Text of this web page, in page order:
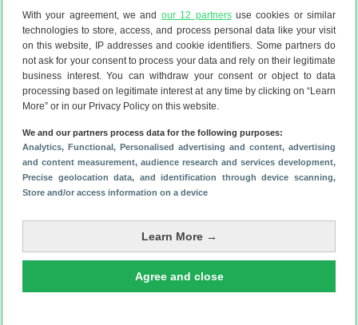
With your agreement, we and our 12 partnersuse cookies or similar
technologies to store, access, and process personal data like your visit
on this website, IP addresses and cookie identifiers. Some partners do
not ask for your consent to process your data and rely on their legitimate
business interest. You can withdraw your consent or object to data
processing based on legitimate interest at any time by clicking on “Learn
More” or in our Privacy Policy on this website.
We and our partners process data for the following purposes:
Analytics, Functional, Personalised advertising and content, advertising
and content measurement, audience research and services development,
Precise geolocation data, and identification through device scanning,
Store and/or access information on a device
Learn More →
Agree and close
1 november 2024
Fabrikanten, Software
Krijgt jouw telefoon een Android-
update? Check het in ons overzicht –
week 42
18 oktober 2024
Fabrikanten, Software
Krijgt jouw telefoon een Android-
update? Check het in ons overzicht –
11 oktober 2024